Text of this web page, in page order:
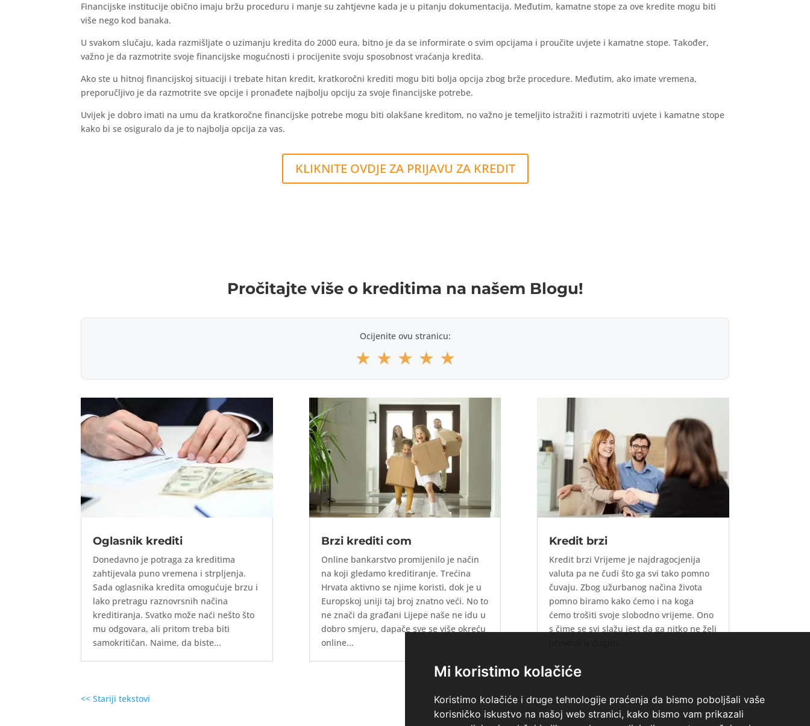
Mi koristimo kolačiće
Koristimo kolačiće i druge tehnologije praćenja da bismo poboljšali vaše
korisničko iskustvo na našoj web stranici, kako bismo vam prikazali
Financijske institucije obično imaju bržu proceduru i manje su zahtjevne kada je u pitanju dokumentacija. Međutim, kamatne stope za ove kredite mogu biti
više nego kod banaka.
U svakom slučaju, kada razmišljate o uzimanju kredita do 2000 eura, bitno je da se informirate o svim opcijama i proučite uvjete i kamatne stope. Također,
važno je da razmotrite svoje financijske mogućnosti i procijenite svoju sposobnost vraćanja kredita.
Ako ste u hitnoj financijskoj situaciji i trebate hitan kredit, kratkoročni krediti mogu biti bolja opcija zbog brže procedure. Međutim, ako imate vremena,
preporučljivo je da razmotrite sve opcije i pronađete najbolju opciju za svoje financijske potrebe.
Uvijek je dobro imati na umu da kratkoročne financijske potrebe mogu biti olakšane kreditom, no važno je temeljito istražiti i razmotriti uvjete i kamatne stope
kako bi se osiguralo da je to najbolja opcija za vas.
KLIKNITE OVDJE ZA PRIJAVU ZA KREDIT
Pročitajte više o kreditima na našem Blogu!
Ocijenite ovu stranicu:
★ ★ ★ ★ ★
Oglasnik krediti
Donedavno je potraga za kreditima
zahtijevala puno vremena i strpljenja.
Sada oglasnika kredita omogućuje brzu i
lako pretragu raznovrsnih načina
kreditiranja. Svatko može naći nešto što
mu odgovara, ali pritom treba biti
samokritičan. Naime, da biste...
Brzi krediti com
Online bankarstvo promijenilo je način
na koji gledamo kreditiranje. Trećina
Hrvata aktivno se njime koristi, dok je u
Europskoj uniji taj broj znatno veći. No to
ne znači da građani Lijepe naše ne idu u
dobro smjeru, dapače sve se više okreću
online...
Kredit brzi
Kredit brzi Vrijeme je najdragocjenija
valuta pa ne čudi što ga svi tako pomno
čuvaju. Zbog užurbanog načina života
pomno biramo kako ćemo i na koga
ćemo trošiti svoje slobodno vrijeme. Ono
s čime se svi slažu jest da ga nitko ne želi
<< Stariji tekstovi